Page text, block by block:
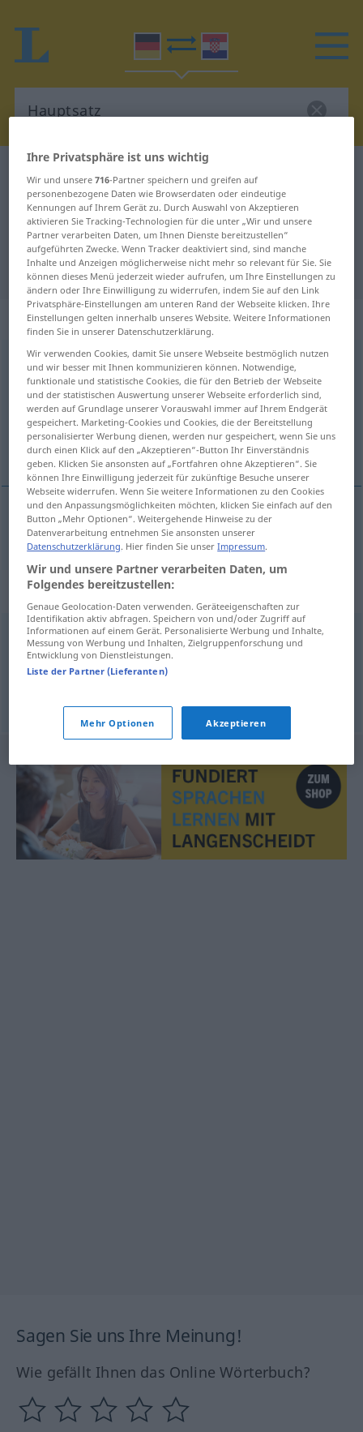
Deutsch-Kroatisch Übersetzung für
"Hauptsatz"
"Hauptsatz" Kroatisch Übersetzung
„Hauptsatz“: Maskulinum
Hauptsatzm <-es;Hauptsätze>
Übersicht aller Übersetzungen
(Für mehr Details die Übersetzung anklicken/antippen)
glavna rečenica
glavnarečenica Hauptsatz GRAM
Synonyme für "Hauptsatz"
Lehrsatz,Wahrheit,Theorem (fachspr.),Erkenntnis
Grundsatz
© OpenThesaurus.de
Sagen Sie uns Ihre Meinung!
Wie gefällt Ihnen das Online Wörterbuch?
Ihre Privatsphäre ist uns wichtig
Wir und unsere716-Partner speichern und greifen auf
personenbezogene Daten wie Browserdaten oder eindeutige
Kennungen auf Ihrem Gerät zu. Durch Auswahl von Akzeptieren
aktivieren Sie Tracking-Technologien für die unter „Wir und unsere
Partner verarbeiten Daten, um Ihnen Dienste bereitzustellen“
aufgeführten Zwecke. Wenn Tracker deaktiviert sind, sind manche
Inhalte und Anzeigen möglicherweise nicht mehr so relevant für Sie. Sie
können dieses Menü jederzeit wieder aufrufen, um Ihre Einstellungen zu
ändern oder Ihre Einwilligung zu widerrufen, indem Sie auf den Link
Privatsphäre-Einstellungen am unteren Rand der Webseite klicken. Ihre
Einstellungen gelten innerhalb unseres Website. Weitere Informationen
finden Sie in unserer Datenschutzerklärung.
Wir verwenden Cookies, damit Sie unsere Webseite bestmöglich nutzen
und wir besser mit Ihnen kommunizieren können. Notwendige,
funktionale und statistische Cookies, die für den Betrieb der Webseite
und der statistischen Auswertung unserer Webseite erforderlich sind,
werden auf Grundlage unserer Vorauswahl immer auf Ihrem Endgerät
gespeichert. Marketing-Cookies und Cookies, die der Bereitstellung
personalisierter Werbung dienen, werden nur gespeichert, wenn Sie uns
durch einen Klick auf den „Akzeptieren“-Button Ihr Einverständnis
geben. Klicken Sie ansonsten auf „Fortfahren ohne Akzeptieren“. Sie
können Ihre Einwilligung jederzeit für zukünftige Besuche unserer
Webseite widerrufen. Wenn Sie weitere Informationen zu den Cookies
und den Anpassungsmöglichkeiten möchten, klicken Sie einfach auf den
Button „Mehr Optionen“. Weitergehende Hinweise zu der
Datenverarbeitung entnehmen Sie ansonsten unserer
Datenschutzerklärung. Hier finden Sie unserImpressum.
Wir und unsere Partner verarbeiten Daten, um
Folgendes bereitzustellen:
Genaue Geolocation-Daten verwenden. Geräteeigenschaften zur
Identifikation aktiv abfragen. Speichern von und/oder Zugriff auf
Informationen auf einem Gerät. Personalisierte Werbung und Inhalte,
Messung von Werbung und Inhalten, Zielgruppenforschung und
Entwicklung von Dienstleistungen.
Liste der Partner (Lieferanten)
Mehr Optionen Akzeptieren